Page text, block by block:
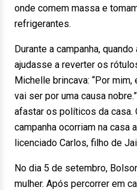
onde comem massa e
refrigerantes.
Durante a campanha,
ajudasse a reverter os
Michelle brincava: “Por
vai ser por uma causa
afastar os políticos da casa.
campanha ocorriam na casa
licenciado Carlos, filho de
No dia 5 de setembro,
mulher. Após percorrer em